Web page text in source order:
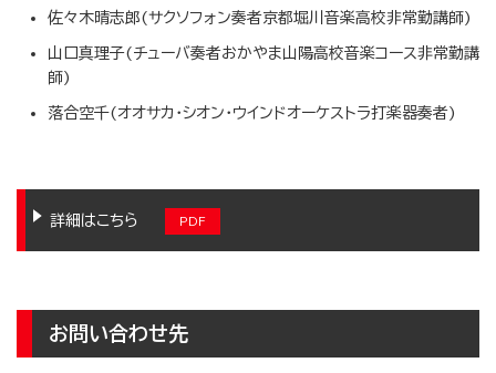
佐々木晴志郎(サクソフォン奏者京都堀川音楽高校非常勤講師)
山口真理子(チューバ奏者おかやま山陽高校音楽コース非常勤講
師)
落合空千(オオサカ・シオン・ウインドオーケストラ打楽器奏者)
詳細はこちら
お問い合わせ先